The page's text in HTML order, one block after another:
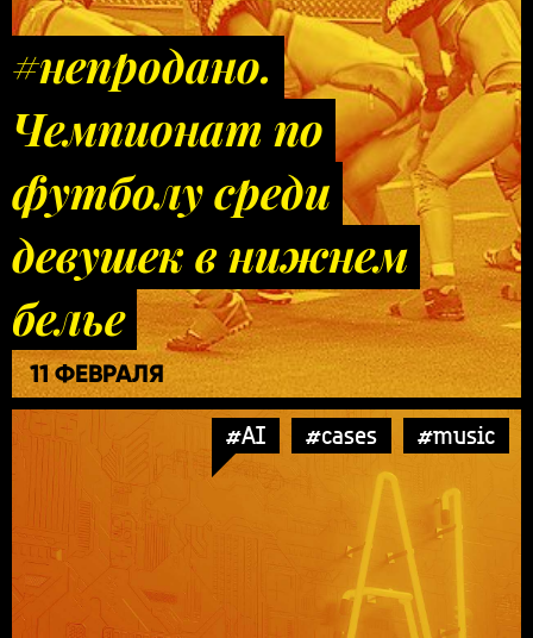
#непродано.
Чемпионат по
футболу среди
девушек в нижнем
белье
11 ФЕВРАЛЯ
#AI #cases #music